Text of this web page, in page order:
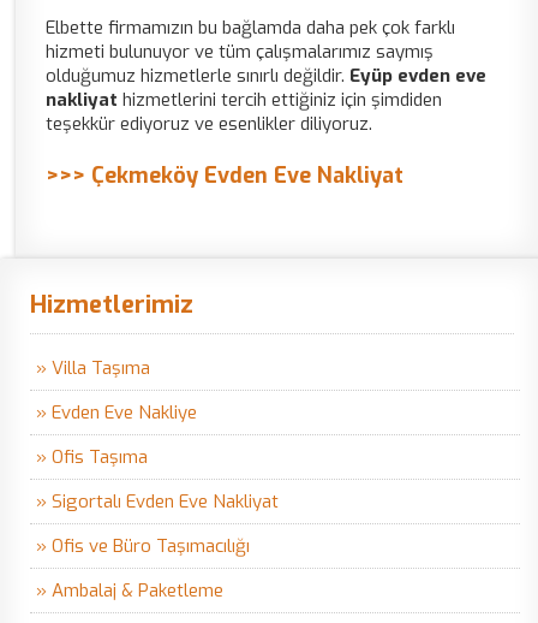
Elbette firmamızın bu bağlamda daha pek çok farklı
hizmeti bulunuyor ve tüm çalışmalarımız saymış
olduğumuz hizmetlerle sınırlı değildir. Eyüp evden eve
nakliyat hizmetlerini tercih ettiğiniz için şimdiden
teşekkür ediyoruz ve esenlikler diliyoruz.
>>> Çekmeköy Evden Eve Nakliyat
Hizmetlerimiz
» Villa Taşıma
» Evden Eve Nakliye
» Ofis Taşıma
» Sigortalı Evden Eve Nakliyat
» Ofis ve Büro Taşımacılığı
» Ambalaj & Paketleme